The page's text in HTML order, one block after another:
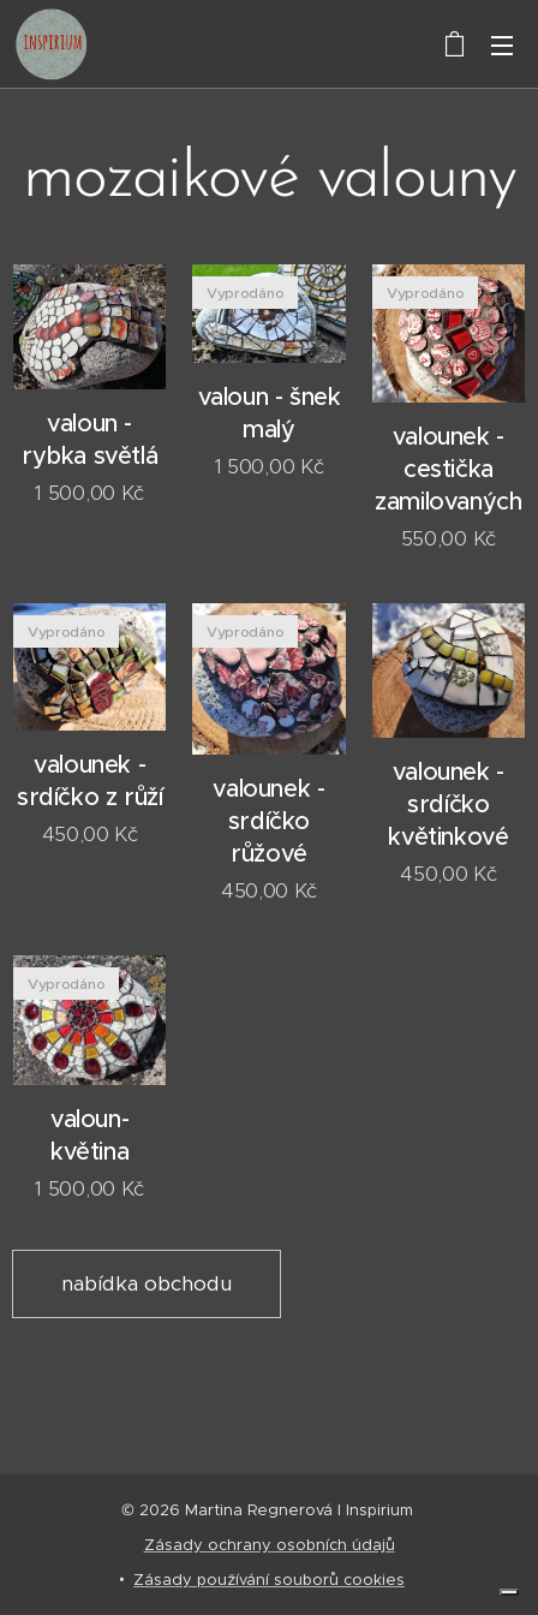
mozaikové valouny
valoun -
rybka světlá
1 500,00 Kč
valoun - šnek
malý
Vyprodáno
1 500,00 Kč
valounek -
cestička
zamilovaných
Vyprodáno
550,00 Kč
valounek -
srdíčko z růží
Vyprodáno
450,00 Kč
valounek -
srdíčko
růžové
Vyprodáno
450,00 Kč
valounek -
srdíčko
květinkové
450,00 Kč
valoun-
květina
Vyprodáno
1 500,00 Kč
nabídka obchodu
© 2026 Martina Regnerová I Inspirium
Zásady ochrany osobních údajů
Zásady používání souborů cookies